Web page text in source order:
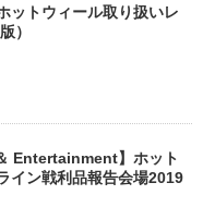
ットウィール取り扱いレ
）
Entertainment】ホット
イン戦利品報告会場2019